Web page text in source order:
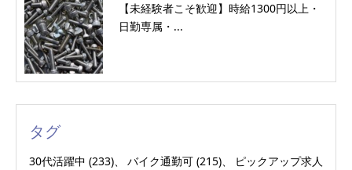
【未経験者こそ歓迎】時給1300円以上・
日勤専属・...
タグ
30代活躍中 (233) バイク通勤可 (215)
ピックアップ求人